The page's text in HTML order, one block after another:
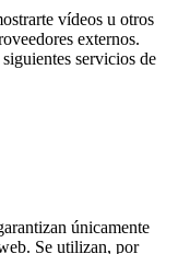
vídeos u otros
externos.
servicios de
únicamente
Se utilizan, por